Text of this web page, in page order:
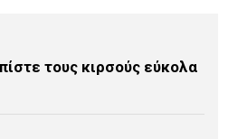
τους κιρσούς εύκολα